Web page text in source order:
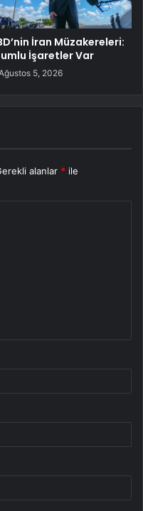
İran Müzakereleri:
İşaretler Var
5, 2026
alanlar * ile